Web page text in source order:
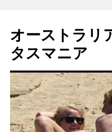
テ
ン
ツ
へ
キ
ッ
プ
オーストラリ
タスマニア